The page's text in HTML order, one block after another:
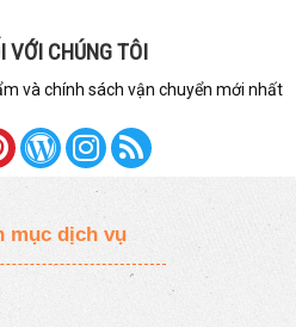
VỚI CHÚNG TÔI
và chính sách vận chuyển mới nhất
mục dịch vụ